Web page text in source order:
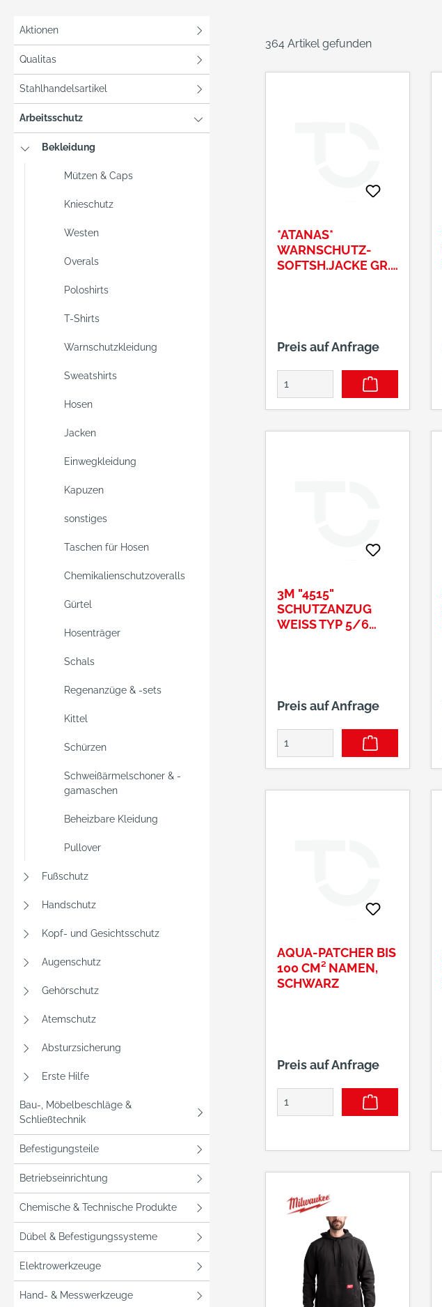
Aktionen
Qualitas
Stahlhandelsartikel
Arbeitsschutz
Bekleidung
Mützen & Caps
Knieschutz
Westen
Overals
Poloshirts
T-Shirts
Warnschutzkleidung
Sweatshirts
Hosen
Jacken
Einwegkleidung
Kapuzen
sonstiges
Taschen für Hosen
Chemikalienschutzoveralls
Gürtel
Hosenträger
Schals
Regenanzüge & -sets
Kittel
Schürzen
Schweißärmelschoner & -
gamaschen
Beheizbare Kleidung
Pullover
Fußschutz
Handschutz
Kopf- und Gesichtsschutz
Augenschutz
Gehörschutz
Atemschutz
Absturzsicherung
Erste Hilfe
Bau-, Möbelbeschläge &
Schließtechnik
Befestigungsteile
Betriebseinrichtung
Chemische & Technische Produkte
Dübel & Befestigungssysteme
Elektrowerkzeuge
Hand- & Messwerkzeuge
364 Artikel gefunden
*ATANAS*
WARNSCHUTZ-
SOFTSH.JACKE GR.
Preis auf Anfrage
3M "4515"
SCHUTZANZUG
WEISS TYP 5/6 G
Preis auf Anfrage
AQUA-PATCHER BIS
100 CM² NAMEN,
SCHWARZ
Preis auf Anfrage